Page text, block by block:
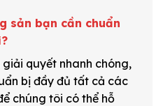
sản bạn cần chuẩn
quyết nhanh chóng,
bị đầy đủ tất cả các
chúng tôi có thể hỗ